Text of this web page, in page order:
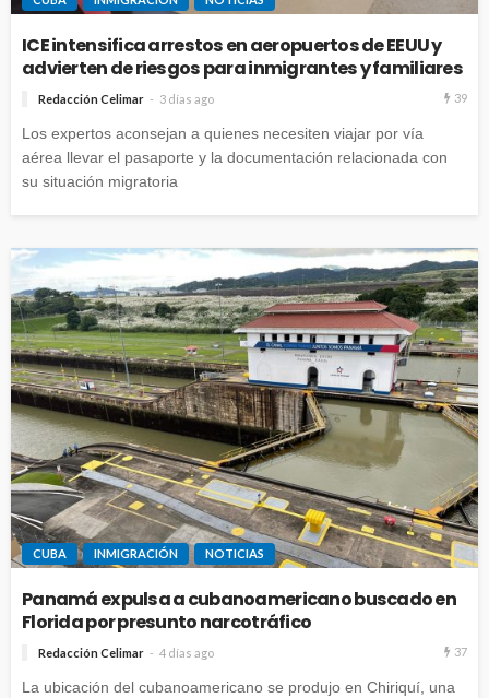
ICE intensifica arrestos en aeropuertos de EEUU y
advierten de riesgos para inmigrantes y familiares
Redacción Celimar 3 días ago 39
Los expertos aconsejan a quienes necesiten viajar por vía
aérea llevar el pasaporte y la documentación relacionada con
su situación migratoria
CUBA INMIGRACIÓN NOTICIAS
Panamá expulsa a cubanoamericano buscado en
Florida por presunto narcotráfico
Redacción Celimar 4 días ago 37
La ubicación del cubanoamericano se produjo en Chiriquí, una